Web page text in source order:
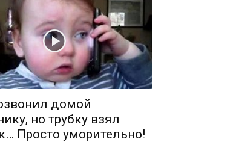
домой
но трубку взял
Просто уморительно!